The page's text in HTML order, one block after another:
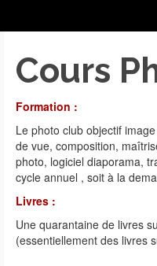
Cours
Formation :
Le photo club objectif
de vue, composition,
photo, logiciel diaporama,
cycle annuel , soit à la
Livres :
Une quarantaine de livres
(essentiellement des livres